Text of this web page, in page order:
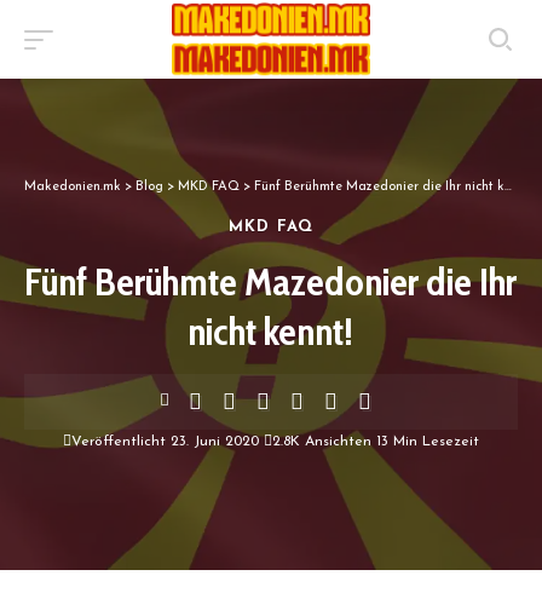
Makedonien.mk > Blog > MKD FAQ > Fünf Berühmte Mazedonier die Ihr nicht kennt!
MKD FAQ
Fünf Berühmte Mazedonier die Ihr
nicht kennt!
Veröffentlicht 23. Juni 2020 2.8K Ansichten 13 Min Lesezeit